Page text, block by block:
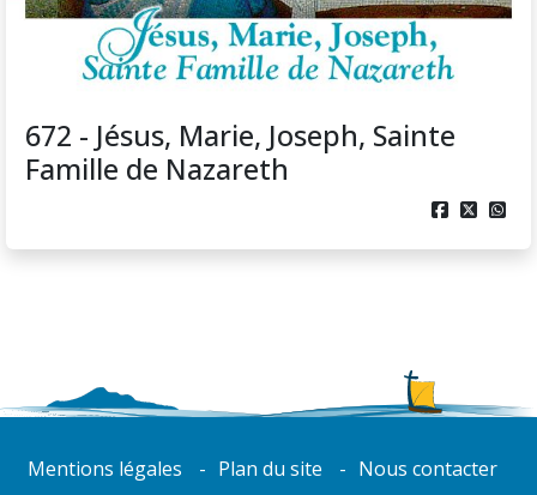
672 - Jésus, Marie, Joseph, Sainte
Famille de Nazareth
  
Mentions légales Plan du site Nous contacter